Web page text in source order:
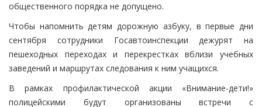
общественного порядка не допущено.
Чтобы напомнить детям дорожную азбуку, в первые дни
сентября сотрудники Госавтоинспекции дежурят на
пешеходных переходах и перекрестках вблизи учебных
заведений и маршрутах следования к ним учащихся.
В рамках профилактической акции «Внимание-дети!»
полицейскими будут организованы встречи с